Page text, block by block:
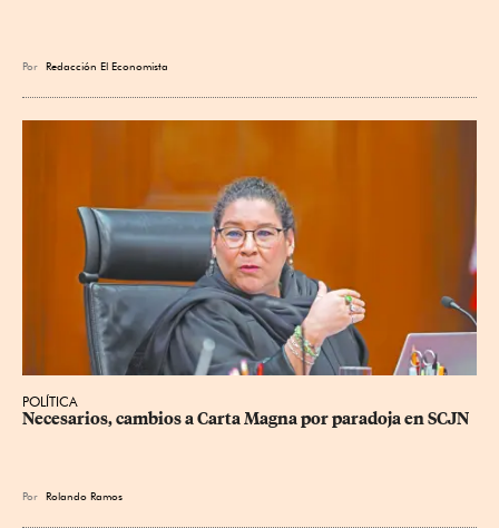
Por Redacción El Economista
POLÍTICA
Necesarios, cambios a Carta Magna por paradoja en SCJN
Por Rolando Ramos